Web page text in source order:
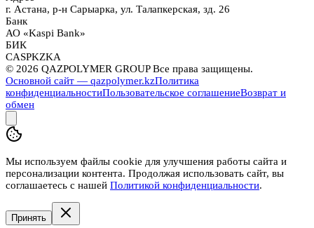
г. Астана, р-н Сарыарка, ул. Талапкерская, зд. 26
Банк
АО «Kaspi Bank»
БИК
CASPKZKA
© 2026 QAZPOLYMER GROUP Все права защищены.
Основной сайт — qazpolymer.kzПолитика
конфиденциальностиПользовательское соглашениеВозврат и
обмен
Мы используем файлы cookie для улучшения работы сайта и
персонализации контента. Продолжая использовать сайт, вы
соглашаетесь с нашей Политикой конфиденциальности.
Принять